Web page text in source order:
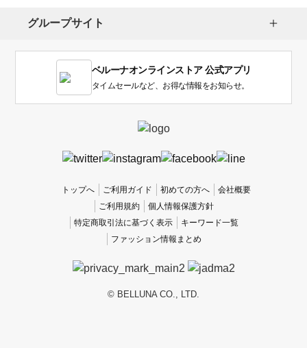
い
グループサイト
ベルーナオンラインストア 公式アプリ
タイムセールなど、お得な情報をお知らせ。
トップへ ご利用ガイド 初めての方へ
会社概要
ご利用規約
個人情報保護方針
特定商取引法に基づく表示
キーワード一覧
ファッション情報まとめ
© BELLUNA CO., LTD.